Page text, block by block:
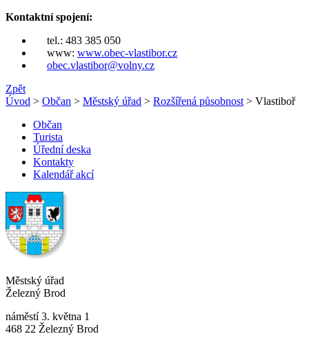
Kontaktní spojení:
tel.: 483 385 050
www: www.obec-vlastibor.cz
obec.vlastibor@volny.cz
Zpět
Úvod > Občan > Městský úřad > Rozšířená působnost > Vlastiboř
Občan
Turista
Úřední deska
Kontakty
Kalendář akcí
Městský úřad
Železný Brod
náměstí 3. května 1
468 22 Železný Brod